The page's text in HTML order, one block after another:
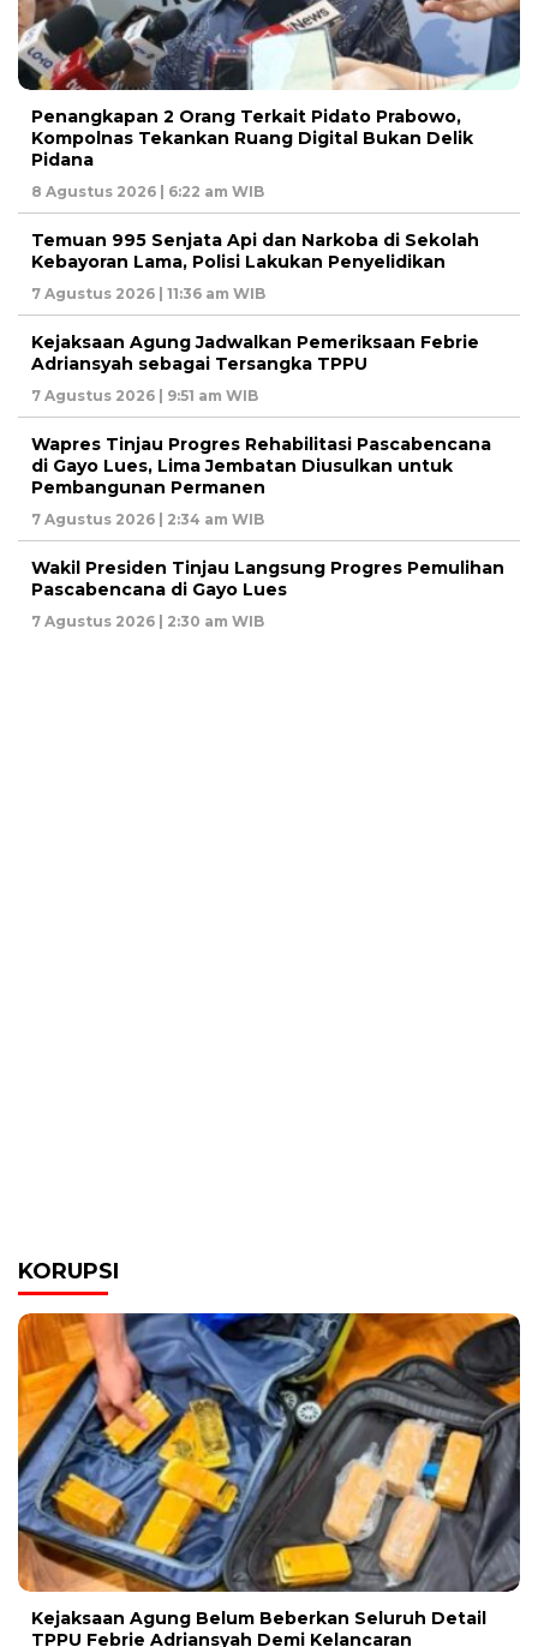
Penangkapan 2 Orang Terkait Pidato Prabowo,
Kompolnas Tekankan Ruang Digital Bukan Delik
Pidana
8 Agustus 2026 | 6:22 am WIB
Temuan 995 Senjata Api dan Narkoba di Sekolah
Kebayoran Lama, Polisi Lakukan Penyelidikan
7 Agustus 2026 | 11:36 am WIB
Kejaksaan Agung Jadwalkan Pemeriksaan Febrie
Adriansyah sebagai Tersangka TPPU
7 Agustus 2026 | 9:51 am WIB
Wapres Tinjau Progres Rehabilitasi Pascabencana
di Gayo Lues, Lima Jembatan Diusulkan untuk
Pembangunan Permanen
7 Agustus 2026 | 2:34 am WIB
Wakil Presiden Tinjau Langsung Progres Pemulihan
Pascabencana di Gayo Lues
7 Agustus 2026 | 2:30 am WIB
KORUPSI
Kejaksaan Agung Belum Beberkan Seluruh Detail
TPPU Febrie Adriansyah Demi Kelancaran